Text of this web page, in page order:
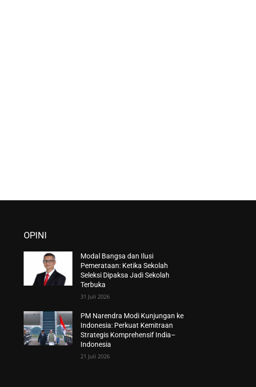
OPINI
Modal Bangsa dan Ilusi
Pemerataan: Ketika Sekolah
Seleksi Dipaksa Jadi Sekolah
Terbuka
31 Juli 2026
PM Narendra Modi Kunjungan ke
Indonesia: Perkuat Kemitraan
Strategis Komprehensif India–
Indonesia
21 Juli 2026